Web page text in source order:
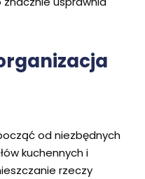
od niezbędnych
kuchennych i
rzeczy